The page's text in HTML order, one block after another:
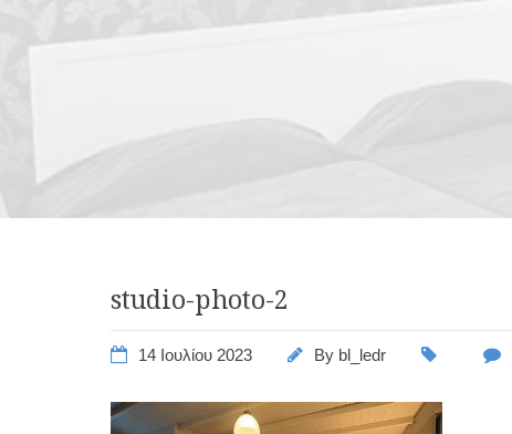
studio-photo-2
14 Ιουλίου 2023 By bl_ledr